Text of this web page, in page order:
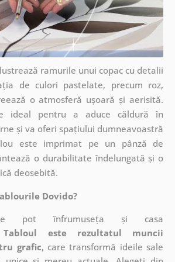
ramurile unui copac cu detalii
de culori pastelate, precum roz,
o atmosferă ușoară și aerisită.
ideal pentru a aduce căldură în
și va oferi spațiului dumneavoastră
este imprimat pe un pânză de
o durabilitate îndelungată și o
deosebită.
Dovido?
pot înfrumuseța și casa
Tabloul este rezultatul muncii
grafic, caretransformă ideile sale